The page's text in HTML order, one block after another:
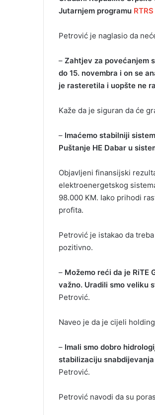
Јutarnjem programu RTRS
Petrović je naglasio da
– Zahtjev za povećanjem
do 15. novembra i on se
je rasteretila i uopšte ne
Kaže da je siguran da će
– Imaćemo stabilniji
Puštanje HE Dabar u
Objavljeni finansijski
elektroenergetskog
98.000 KM. Iako prihodi
profita.
Petrović je istakao da
pozitivno.
– Možemo reći da je RiTE
važno. Uradili smo veliku
Petrović.
Naveo je da je cijeli
– Imali smo dobro
stabilizaciju
Petrović.
Petrović navodi da su